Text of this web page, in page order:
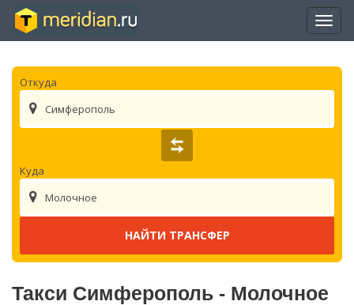
Откуда
Симферополь
Куда
Молочное
Такси Симферополь - Молочное